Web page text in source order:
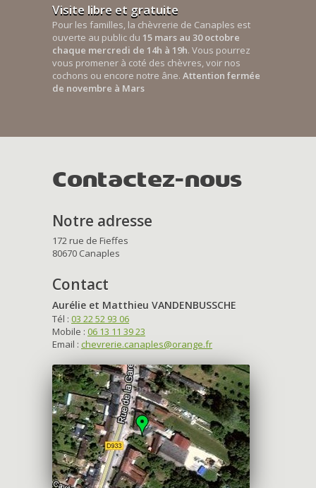
Visite libre et gratuite
Pour les familles, la chèvrerie de Canaples est
ouverte au public du 15 mars au 30 octobre
chaque mercredi de 14h à 19h. Vous pourrez
vous promener à coté des chèvres, voir nos
cochons ou encore notre âne. Attention fermée
de novembre à Mars
Contactez-nous
Notre adresse
172 rue de Fieffes
80670 Canaples
Contact
Aurélie et Matthieu VANDENBUSSCHE
Tél : 03 22 52 93 06
Mobile : 06 13 11 39 23
Email : chevrerie.canaples@orange.fr